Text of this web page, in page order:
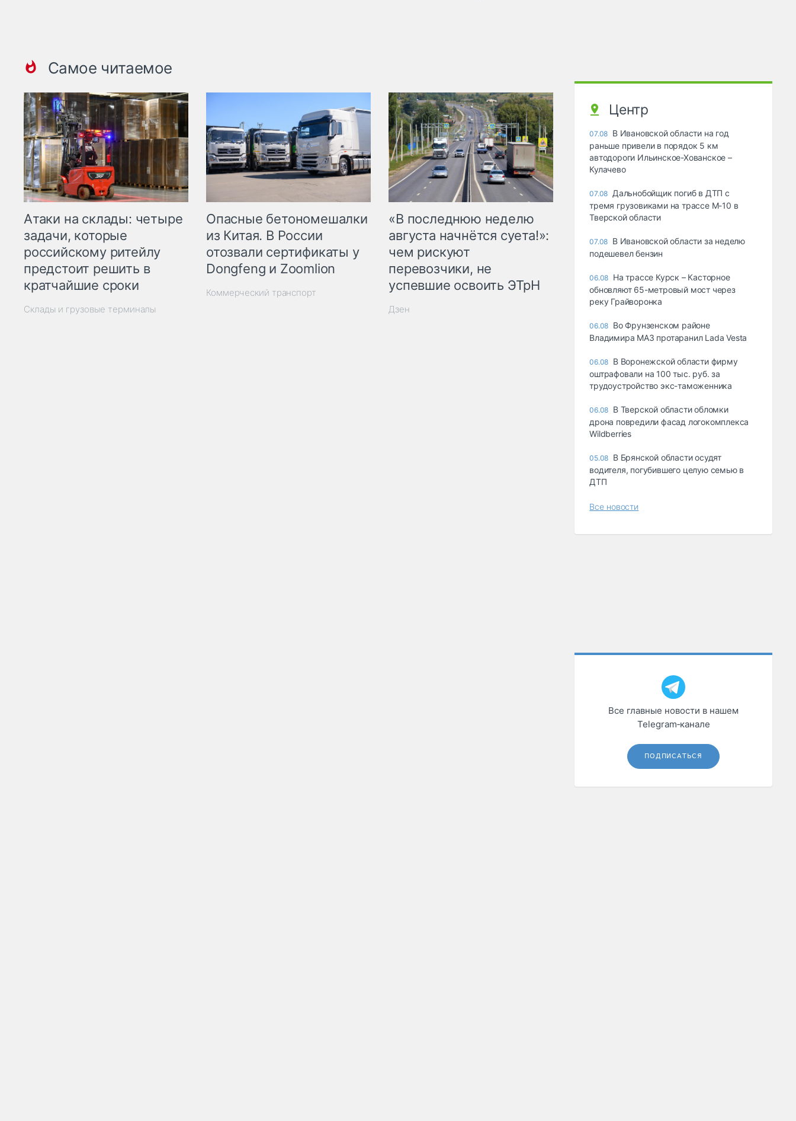
Самое читаемое
Атаки на склады: четыре
задачи, которые
российскому ритейлу
предстоит решить в
кратчайшие сроки
Склады и грузовые терминалы
Опасные бетономешалки
из Китая. В России
отозвали сертификаты у
Dongfeng и Zoomlion
Коммерческий транспорт
«В последнюю неделю
августа начнётся суета!»:
чем рискуют
перевозчики, не
успевшие освоить ЭТрН
Дзен
Центр
07.08 В Ивановской области на год
раньше привели в порядок 5 км
автодороги Ильинское-Хованское –
Кулачево
07.08 Дальнобойщик погиб в ДТП с
тремя грузовиками на трассе М-10 в
Тверской области
07.08 В Ивановской области за неделю
подешевел бензин
06.08 На трассе Курск – Касторное
обновляют 65-метровый мост через
реку Грайворонка
06.08 Во Фрунзенском районе
Владимира МАЗ протаранил Lada Vesta
06.08 В Воронежской области фирму
оштрафовали на 100 тыс. руб. за
трудоустройство экс-таможенника
06.08 В Тверской области обломки
дрона повредили фасад логокомплекса
Wildberries
05.08 В Брянской области осудят
водителя, погубившего целую семью в
ДТП
Все новости
Все главные новости в нашем
Telegram‑канале
ПОДПИСАТЬСЯ